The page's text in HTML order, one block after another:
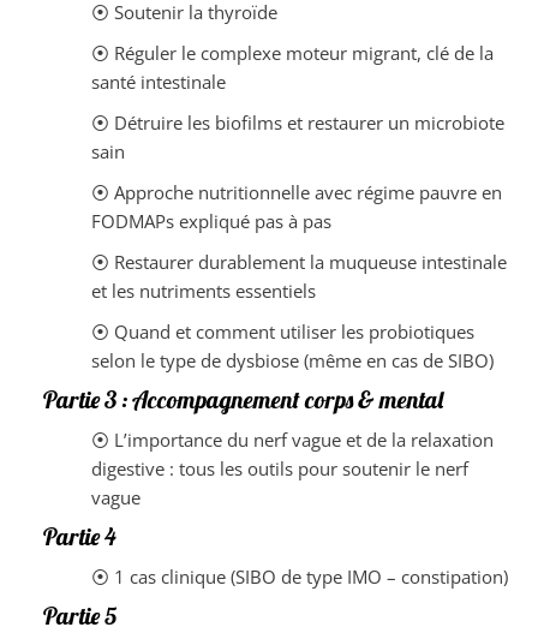
⦿ Soutenir la thyroïde
⦿ Réguler le complexe moteur migrant, clé de la
santé intestinale
⦿ Détruire les biofilms et restaurer un microbiote
sain
⦿ Approche nutritionnelle avec régime pauvre en
FODMAPs expliqué pas à pas
⦿ Restaurer durablement la muqueuse intestinale
et les nutriments essentiels
⦿ Quand et comment utiliser les probiotiques
selon le type de dysbiose (même en cas de SIBO)
Partie 3 : Accompagnement corps & mental
⦿ L’importance du nerf vague et de la relaxation
digestive : tous les outils pour soutenir le nerf
vague
Partie 4
⦿ 1 cas clinique (SIBO de type IMO – constipation)
Partie 5